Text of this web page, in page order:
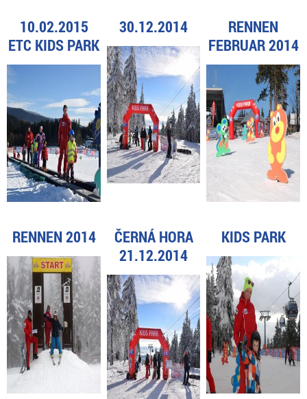
10.02.2015
ETC KIDS PARK
30.12.2014
RENNEN
FEBRUAR 2014
RENNEN 2014
ČERNÁ HORA
21.12.2014
KIDS PARK